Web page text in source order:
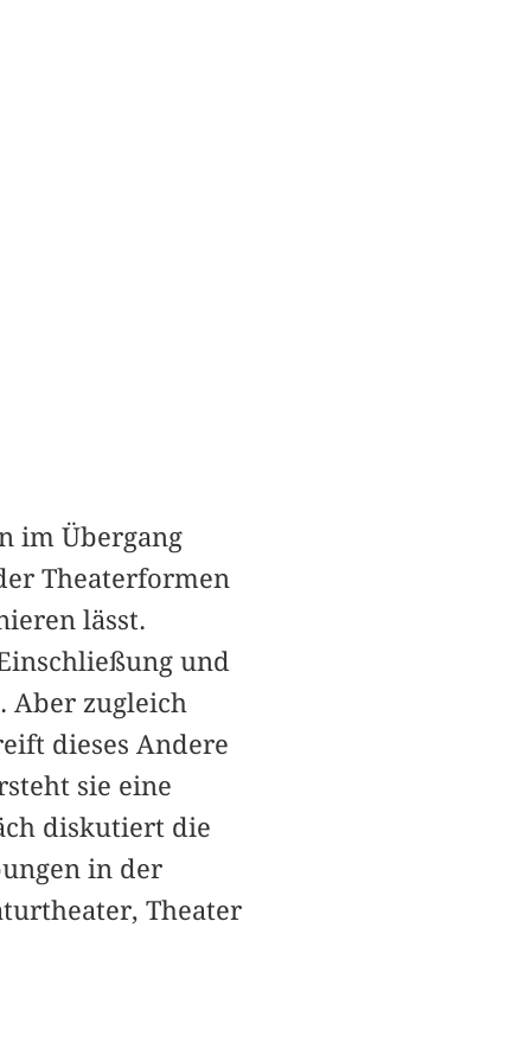
im Übergang
Theaterformen
lässt.
und
Aber zugleich
dieses Andere
sie eine
diskutiert die
in der
Theater